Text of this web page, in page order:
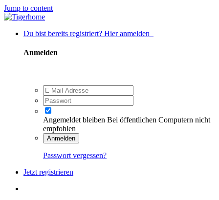
Jump to content
Du bist bereits registriert? Hier anmelden
Anmelden
Angemeldet bleiben Bei öffentlichen Computern nicht
empfohlen
Anmelden
Passwort vergessen?
Jetzt registrieren